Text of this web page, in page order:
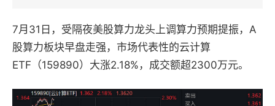
7月31日，受隔夜美股算力龙头上调算力预期提振，A
股算力板块早盘走强，市场代表性的云计算
ETF（159890）大涨2.18%，成交额超2300万元。